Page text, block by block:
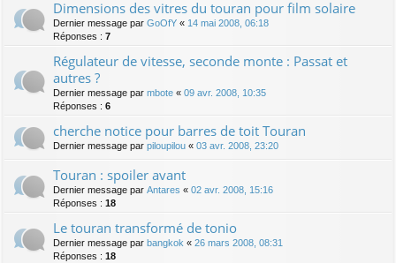
Dimensions des vitres du touran pour film solaire
Dernier message par GoOfY « 14 mai 2008, 06:18
Réponses : 7
Régulateur de vitesse, seconde monte : Passat et
autres ?
Dernier message par mbote « 09 avr. 2008, 10:35
Réponses : 6
cherche notice pour barres de toit Touran
Dernier message par piloupilou « 03 avr. 2008, 23:20
Touran : spoiler avant
Dernier message par Antares « 02 avr. 2008, 15:16
Réponses : 18
Le touran transformé de tonio
Dernier message par bangkok « 26 mars 2008, 08:31
Réponses : 18